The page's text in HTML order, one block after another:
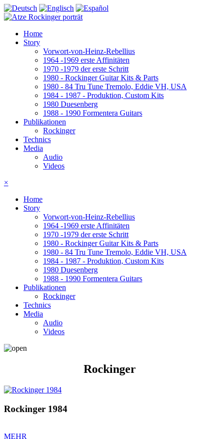
Home
Story
Vorwort-von-Heinz-Rebellius
1964 -1969 erste Affinitäten
1970 -1979 der erste Schritt
1980 - Rockinger Guitar Kits & Parts
1980 - 84 Tru Tune Tremolo, Eddie VH, USA
1984 - 1987 - Produktion, Custom Kits
1980 Duesenberg
1988 - 1990 Formentera Guitars
Publikationen
Rockinger
Technics
Media
Audio
Videos
×
Home
Story
Vorwort-von-Heinz-Rebellius
1964 -1969 erste Affinitäten
1970 -1979 der erste Schritt
1980 - Rockinger Guitar Kits & Parts
1980 - 84 Tru Tune Tremolo, Eddie VH, USA
1984 - 1987 - Produktion, Custom Kits
1980 Duesenberg
1988 - 1990 Formentera Guitars
Publikationen
Rockinger
Technics
Media
Audio
Videos
Rockinger
Rockinger 1984
MEHR